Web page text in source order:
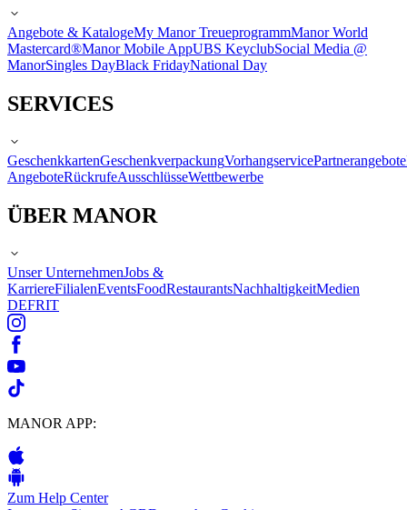
Angebote & KatalogeMy Manor TreueprogrammManor World
Mastercard®Manor Mobile AppUBS KeyclubSocial Media @
ManorSingles DayBlack FridayNational Day
SERVICES
GeschenkkartenGeschenkverpackungVorhangservicePartnerangebote
AngeboteRückrufeAusschlüsseWettbewerbe
ÜBER MANOR
Unser UnternehmenJobs &
KarriereFilialenEventsFoodRestaurantsNachhaltigkeitMedien
DEFRIT
MANOR APP:
Zum Help Center